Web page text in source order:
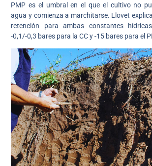
PMP es el umbral en el que el cultivo no
agua y comienza a marchitarse. Llovet
retención para ambas constantes
-0,1/-0,3 bares para la CC y -15 bares para el